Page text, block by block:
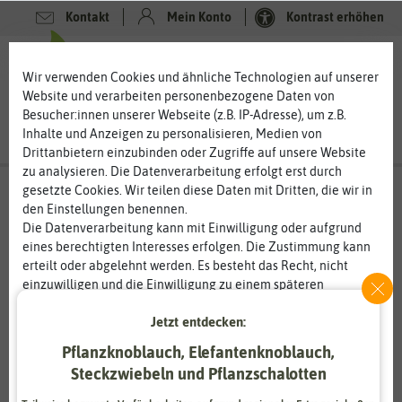
Kontakt Mein Konto Kontrast erhöhen
Wir verwenden Cookies und ähnliche Technologien auf unserer
Website und verarbeiten personenbezogene Daten von
Besucher:innen unserer Webseite (z.B. IP-Adresse), um z.B.
Inhalte und Anzeigen zu personalisieren, Medien von
Drittanbietern einzubinden oder Zugriffe auf unsere Website
zu analysieren. Die Datenverarbeitung erfolgt erst durch
gesetzte Cookies. Wir teilen diese Daten mit Dritten, die wir in
den Einstellungen benennen.
Die Datenverarbeitung kann mit Einwilligung oder aufgrund
eines berechtigten Interesses erfolgen. Die Zustimmung kann
erteilt oder abgelehnt werden. Es besteht das Recht, nicht
einzuwilligen und die Einwilligung zu einem späteren
Informationen zur Verwendung personenbezogener Daten und
Jetzt entdecken:
Pflanzknoblauch, Elefantenknoblauch,
Steckzwiebeln und Pflanzschalotten